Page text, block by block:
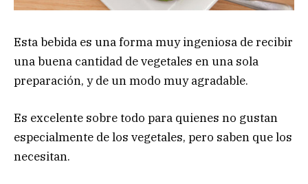
Esta bebida es una forma muy ingeniosa de recibir
una buena cantidad de vegetales en una sola
preparación, y de un modo muy agradable.
Es excelente sobre todo para quienes no gustan
especialmente de los vegetales, pero saben que los
necesitan.